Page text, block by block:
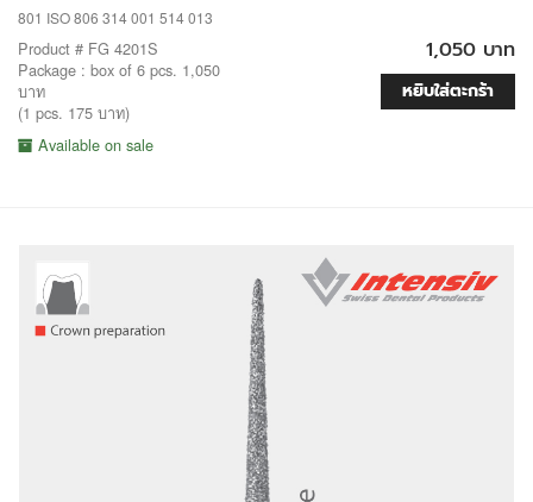
801 ISO 806 314 001 514 013
Product # FG 4201S
Package : box of 6 pcs. 1,050
บาท
(1 pcs. 175 บาท)
Available on sale
1,050 บาท
หยิบใส่ตะกร้า